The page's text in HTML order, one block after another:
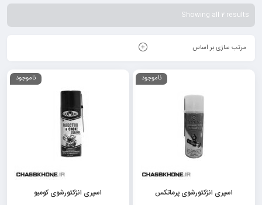
Showing all 2 results
مرتب سازی بر اساس
ناموجود
اسپری انژکتورشوی پرماتکس
ناموجود
اسپری انژکتورشوی کومبو